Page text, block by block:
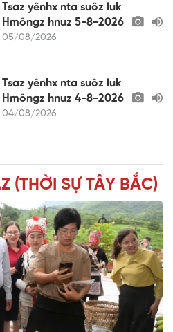
Tsaz yênhx nta suôz luk
Hmôngz hnuz 5-8-2026
05/08/2026
Tsaz yênhx nta suôz luk
Hmôngz hnuz 4-8-2026
04/08/2026
(THỜI SỰ TÂY BẮC)